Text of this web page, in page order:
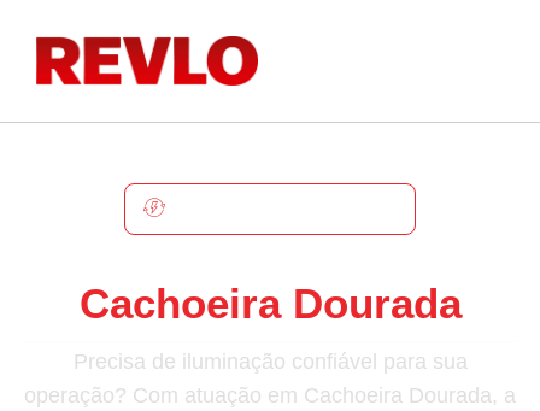
Cachoeira Dourada
Precisa de iluminação confiável para sua
operação? Com atuação em Cachoeira Dourada, a